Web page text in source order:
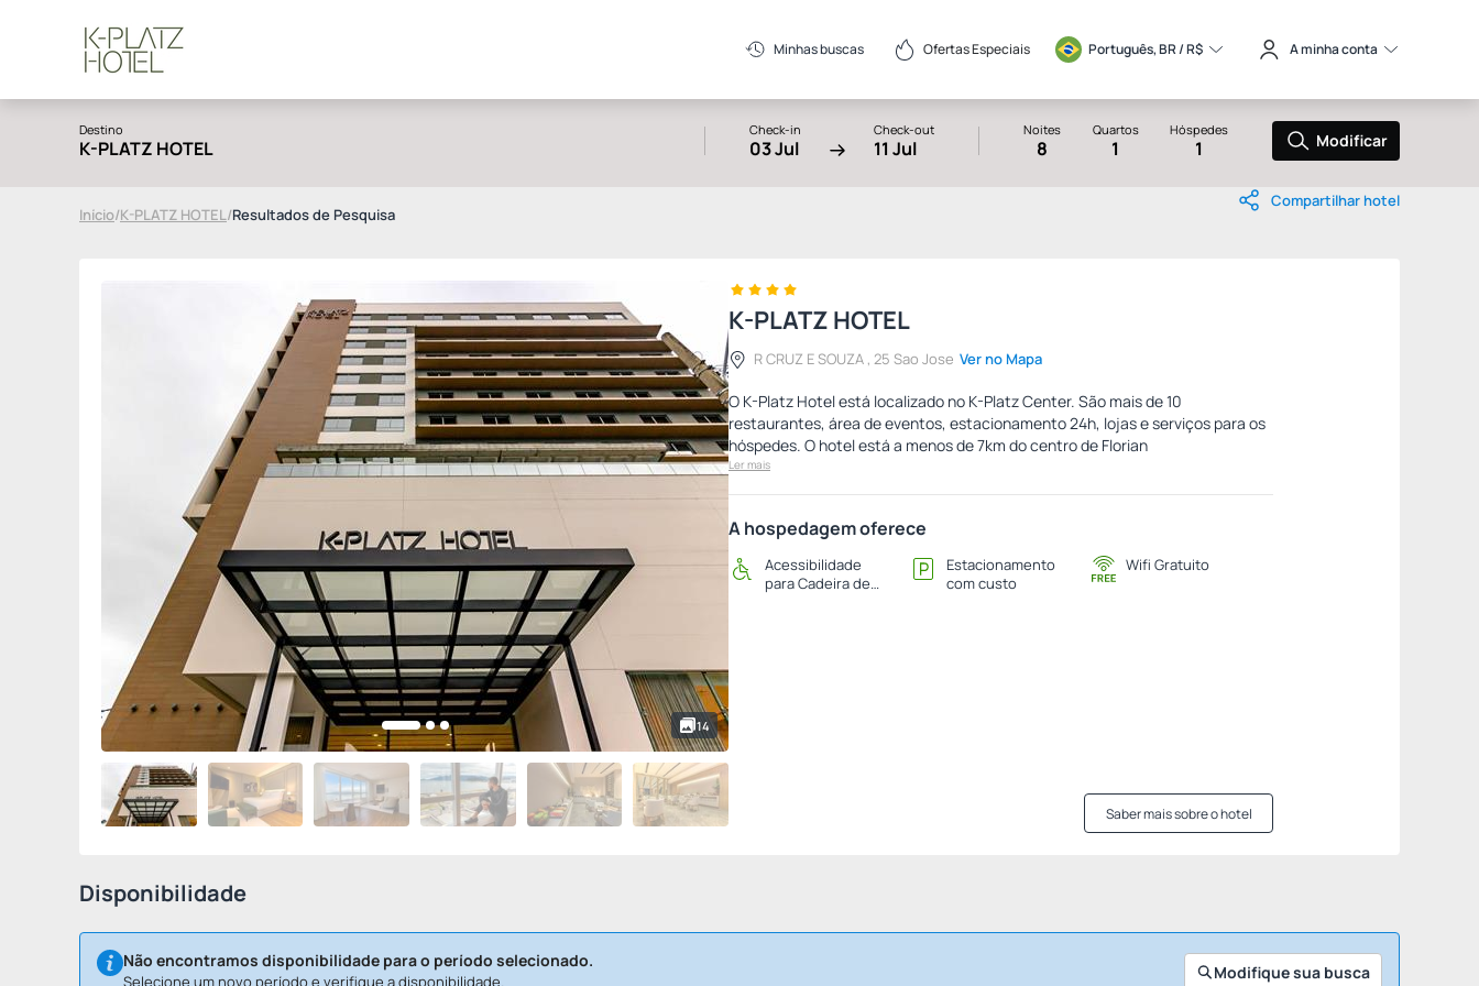
Minhas buscas Ofertas Especiais Português, BR / R$ A minha conta
Destino
K-PLATZ HOTEL
Check-in
03 Jul
Check-out
11 Jul
Noites
8
Quartos
1
Hóspedes
1 Modificar
Início/K-PLATZ HOTEL/Resultados de Pesquisa
Compartilhar hotel
14
K-PLATZ HOTEL
R CRUZ E SOUZA , 25 Sao Jose Ver no Mapa
O K-Platz Hotel está localizado no K-Platz Center. São mais de 10
restaurantes, área de eventos, estacionamento 24h, lojas e serviços para os
hóspedes. O hotel está a menos de 7km do centro de Florian
Ler mais
A hospedagem oferece
Acessibilidade
para Cadeira de
Estacionamento
com custo
Wifi Gratuito
Saber mais sobre o hotel
Disponibilidade
Não encontramos disponibilidade para o período selecionado.
Selecione um novo período e verifique a disponibilidade. Modifique sua busca